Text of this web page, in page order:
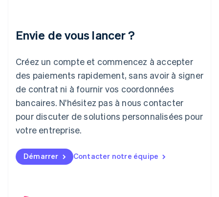
Envie de vous lancer ?
Créez un compte et commencez à accepter
des paiements rapidement, sans avoir à signer
de contrat ni à fournir vos coordonnées
bancaires. N'hésitez pas à nous contacter
pour discuter de solutions personnalisées pour
votre entreprise.
Démarrer Contacter notre équipe
English
Italie
Japon
日本語
Lettonie
English
Liechtenstein
DeutschEnglish
English
FrançaisDeutschEnglish
Malaisie